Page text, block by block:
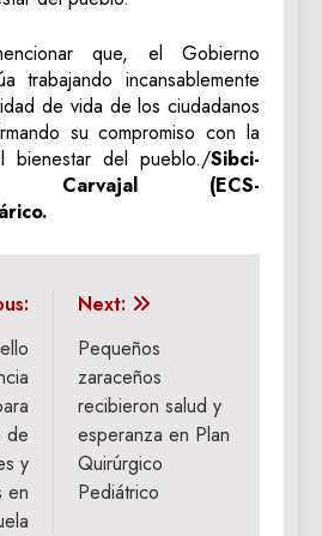
que, el Gobierno
trabajando incansablemente
de vida de los ciudadanos
su compromiso con la
bienestar del pueblo./Sibci-
Carvajal (ECS-
de
y
en
Next:
Pequeños
zaraceños
recibieron salud y
esperanza en Plan
Quirúrgico
Pediátrico